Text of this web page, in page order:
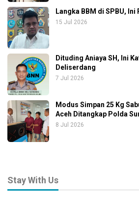
Langka BBM di SPBU, Ini
15 Jul 2026
Dituding Aniaya SH, Ini
Deliserdang
7 Jul 2026
Modus Simpan 25 Kg
Aceh Ditangkap Polda
8 Jul 2026
Stay With Us